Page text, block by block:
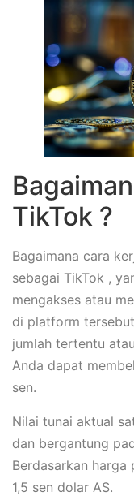
TikTok ?
Bagaimana cara
sebagai TikTok ,
mengakses atau
di platform
jumlah tertentu
Anda dapat
sen.
Nilai tunai aktual
dan bergantung
Berdasarkan
1,5 sen dolar AS.